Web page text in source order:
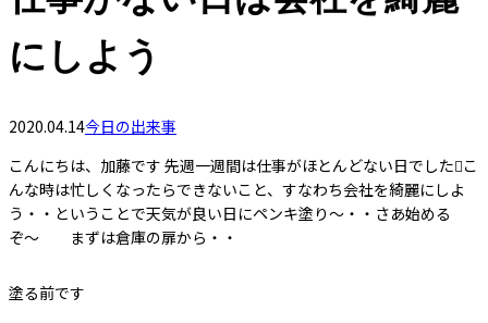
にしよう
2020.04.14今日の出来事
こんにちは、加藤です 先週一週間は仕事がほとんどない日でしたこ
んな時は忙しくなったらできないこと、すなわち会社を綺麗にしよ
う・・ということで天気が良い日にペンキ塗り〜・・さあ始める
ぞ〜 まずは倉庫の扉から・・
塗る前です